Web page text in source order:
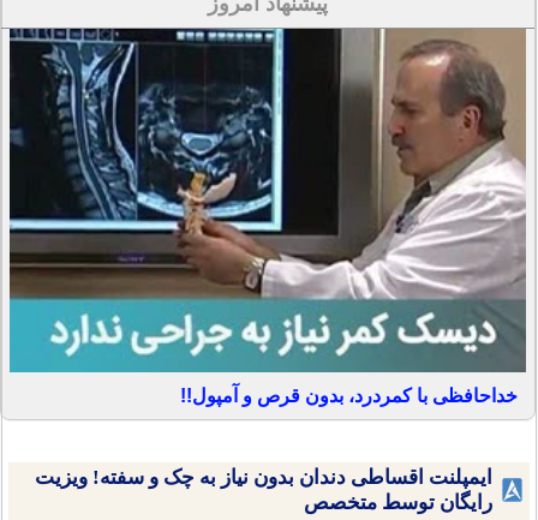
خداحافظی با کمردرد، بدون قرص و آمپول!!
ایمپلنت اقساطی دندان بدون نیاز به چک و سفته! ویزیت
رایگان توسط متخصص